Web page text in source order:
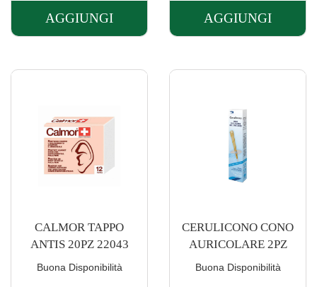
AGGIUNGI
AGGIUNGI ANAURETTE
AGGIUNGI
AGGIUNGI
CALMOR TAPPO
ANTIS 20PZ 22043
Buona Disponibilità
CERULICONO CONO
AURICOLARE 2PZ
Buona Disponibilità